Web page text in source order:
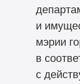
и
мэрии
в
с